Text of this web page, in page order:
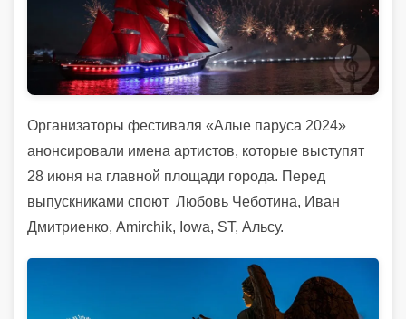
Организаторы фестиваля «Алые паруса 2024»
анонсировали имена артистов, которые выступят
28 июня на главной площади города. Перед
выпускниками споют Любовь Чеботина, Иван
Дмитриенко, Amirchik, Iowa, ST, Альсу.